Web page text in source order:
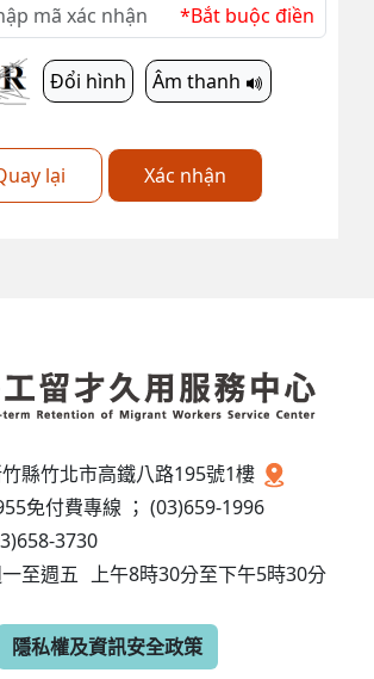
*Bắt buộc điền
Đổi hình Âm thanh
lại Xác nhận
縣竹北市高鐵八路195號1樓
免付費專線 ； (03)659-1996
3730
至週五 上午8時30分至下午5時30分
隱私權及資訊安全政策